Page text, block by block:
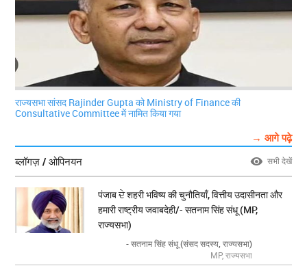
राज्यसभा सांसद Rajinder Gupta को Ministry of Finance की
Consultative Committee में नामित किया गया
→ आगे पढ़े
ब्लॉगज़ / ओपिनयन
सभी देखें
पंजाब ਦੇ शहरी भविष्य की चुनौतियाँ, वित्तीय उदासीनता और
हमारी राष्ट्रीय जवाबदेही/- सतनाम सिंह संधू (MP,
राज्यसभा)
- सतनाम सिंह संधू (संसद सदस्य, राज्यसभा)
MP, राज्यसभा